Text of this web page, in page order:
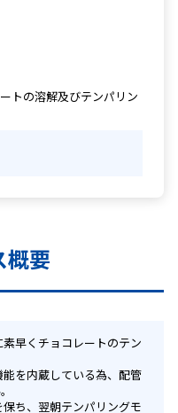
トの溶解及びテンパリン
概要